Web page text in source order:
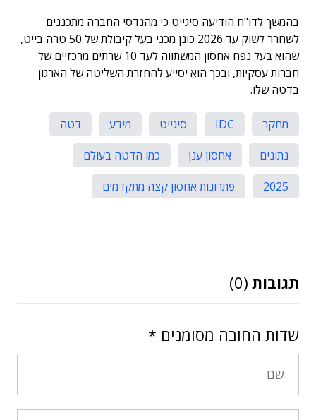
בהמשך לדו"ח הודיעה סיגייט כי מהנדסי החברה מתכננים
לשחרר לשוק עד 2026 כונן מכני בעל קיבולת של 50 טרה בייט,
שהוא בעל נפח אחסון המשתווה לעד 10 שרתים מרכזיים של
חברות עסקיות, ובכך הוא יסייע להחזרת השליטה של הארגון
בדטה שלו.
מחקר IDC סיגייט מידע
דטה
נתונים
אחסון ענן
כמו הדטה בעולם
2025
פתרונות אחסון קצה מתקדמים
תגובות (0)
שדות החובה מסומנים *